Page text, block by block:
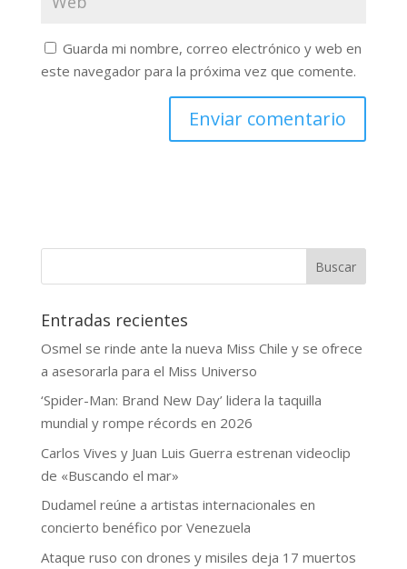
Guarda mi nombre, correo electrónico y web en
este navegador para la próxima vez que comente.
Buscar
Entradas recientes
Osmel se rinde ante la nueva Miss Chile y se ofrece
a asesorarla para el Miss Universo
‘Spider-Man: Brand New Day’ lidera la taquilla
mundial y rompe récords en 2026
Carlos Vives y Juan Luis Guerra estrenan videoclip
de «Buscando el mar»
Dudamel reúne a artistas internacionales en
concierto benéfico por Venezuela
Ataque ruso con drones y misiles deja 17 muertos